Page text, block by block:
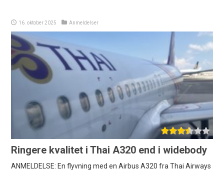
16. oktober 2025 Anmeldelser
Ringere kvalitet i Thai A320 end i widebody
ANMELDELSE: En flyvning med en Airbus A320 fra Thai Airways